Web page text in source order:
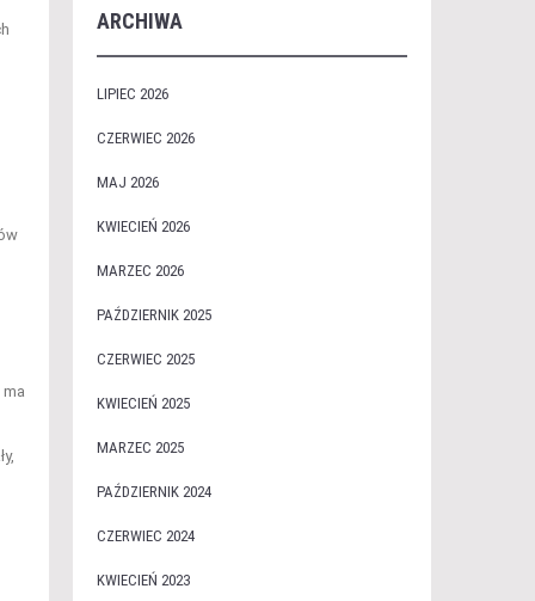
ma
ARCHIWA
LIPIEC 2026
CZERWIEC 2026
MAJ 2026
KWIECIEŃ 2026
MARZEC 2026
PAŹDZIERNIK 2025
CZERWIEC 2025
KWIECIEŃ 2025
MARZEC 2025
PAŹDZIERNIK 2024
CZERWIEC 2024
KWIECIEŃ 2023